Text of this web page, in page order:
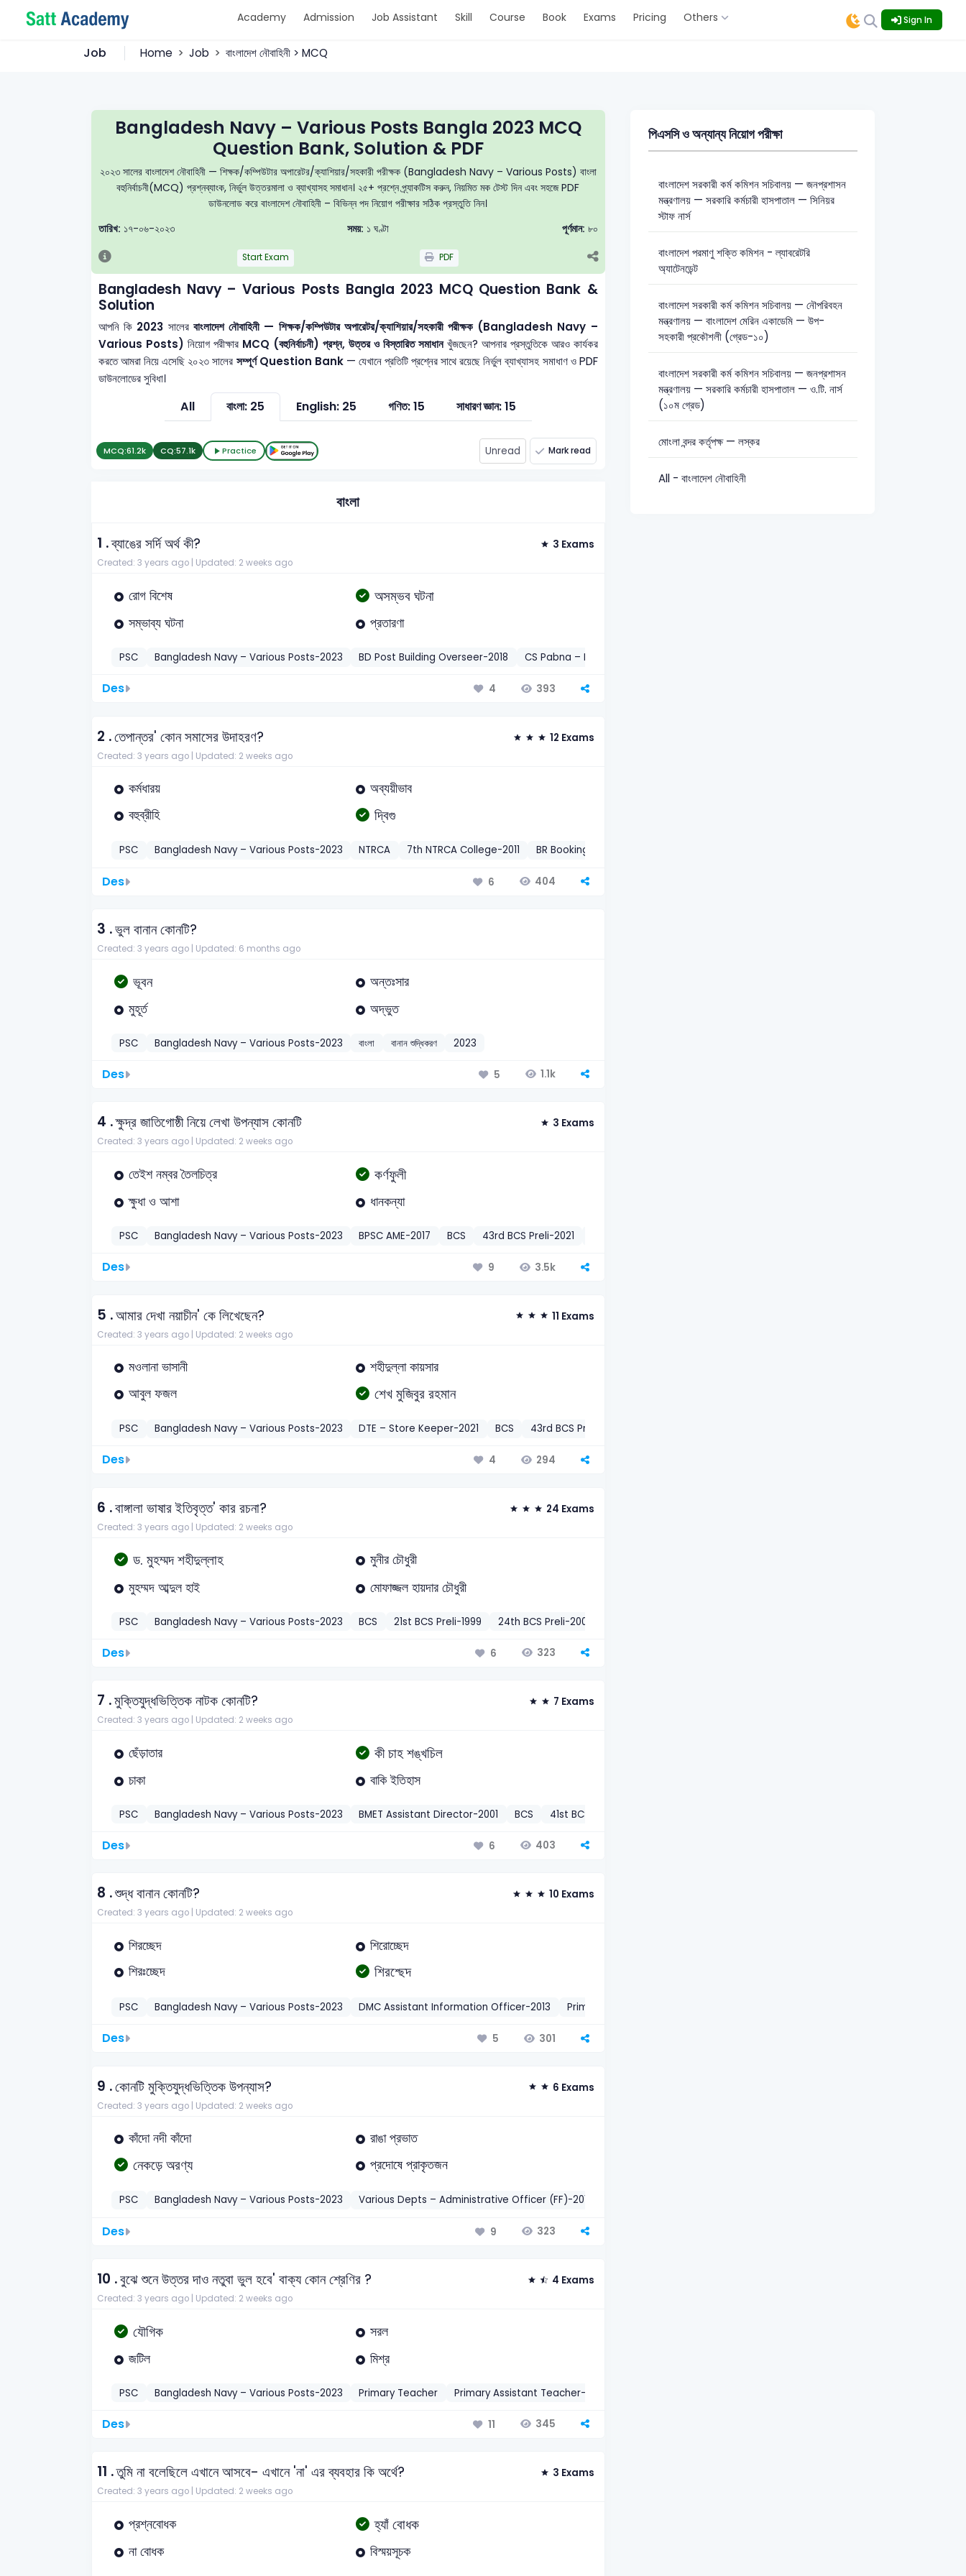
Academy Admission Job Assistant Skill Course Book Exams Pricing Others Sign In
Job Home Job বাংলাদেশ নৌবাহিনী > MCQ
Bangladesh Navy – Various Posts Bangla 2023 MCQ
Question Bank, Solution & PDF
২০২৩ সালের বাংলাদেশ নৌবাহিনী — শিক্ষক/কম্পিউটার অপারেটর/ক্যাশিয়ার/সহকারী পরীক্ষক (Bangladesh Navy – Various Posts) বাংলা
বহুনির্বাচনী(MCQ) প্রশ্নব্যাংক, নির্ভুল উত্তরমালা ও ব্যাখ্যাসহ সমাধান। ২৫+ প্রশ্নে প্র্যাকটিস করুন, নিয়মিত মক টেস্ট দিন এবং সহজে PDF
ডাউনলোড করে বাংলাদেশ নৌবাহিনী – বিভিন্ন পদ নিয়োগ পরীক্ষার সঠিক প্রস্তুতি নিন।
তারিখ: ১৭-০৬-২০২৩ সময়: ১ ঘণ্টা পূর্ণমান: ৮০
Start Exam PDF
Bangladesh Navy – Various Posts Bangla 2023 MCQ Question Bank &
Solution
আপনি কি 2023 সালের বাংলাদেশ নৌবাহিনী — শিক্ষক/কম্পিউটার অপারেটর/ক্যাশিয়ার/সহকারী পরীক্ষক (Bangladesh Navy –
Various Posts) নিয়োগ পরীক্ষার MCQ (বহুনির্বাচনী) প্রশ্ন, উত্তর ও বিস্তারিত সমাধানখুঁজছেন? আপনার প্রস্তুতিকে আরও কার্যকর
করতে আমরা নিয়ে এসেছি ২০২৩ সালের সম্পূর্ণ Question Bank— যেখানে প্রতিটি প্রশ্নের সাথে রয়েছে নির্ভুল ব্যাখ্যাসহ সমাধাণ ও PDF
ডাউনলোডের সুবিধা।
All বাংলা: 25 English: 25 গণিত: 15 সাধারণ জ্ঞান: 15
MCQ:61.2k CQ:57.1k Practice Unread Mark read
বাংলা
1 .ব্যাঙের সর্দি অর্থ কী? 3 Exams
Created: 3 years ago | Updated: 2 weeks ago
রোগ বিশেষ অসম্ভব ঘটনা
সম্ভাব্য ঘটনা প্রতারণা
PSC Bangladesh Navy – Various Posts-2023 BD Post Building Overseer-2018 CS Pabna – Health Assistant-2024
Des 4 393
2 .তেপান্তর' কোন সমাসের উদাহরণ? 12 Exams
Created: 3 years ago | Updated: 2 weeks ago
কর্মধারয়
অব্যয়ীভাব
বহুব্রীহি
দ্বিগু
PSC Bangladesh Navy – Various Posts-2023 NTRCA 7th NTRCA College-2011 BR Booking Assistant-2016
Des 6 404
3 .ভুল বানান কোনটি?
Created: 3 years ago | Updated: 6 months ago
ভূবন
অন্তঃসার
মুহূর্ত
অদ্ভুত
PSC Bangladesh Navy – Various Posts-2023 বাংলা বানান শুদ্ধিকরণ 2023
Des 5 1.1k
4 .ক্ষুদ্র জাতিগোষ্ঠী নিয়ে লেখা উপন্যাস কোনটি 3 Exams
Created: 3 years ago | Updated: 2 weeks ago
তেইশ নম্বর তৈলচিত্র কর্ণফুলী
ক্ষুধা ও আশা ধানকন্যা
PSC Bangladesh Navy – Various Posts-2023 BPSC AME-2017 BCS 43rd BCS Preli-2021
Des 9 3.5k
5 .আমার দেখা নয়াচীন' কে লিখেছেন? 11 Exams
Created: 3 years ago | Updated: 2 weeks ago
মওলানা ভাসানী
শহীদুল্লা কায়সার
আবুল ফজল
শেখ মুজিবুর রহমান
PSC Bangladesh Navy – Various Posts-2023 DTE – Store Keeper-2021 BCS 43rd BCS Preli-2021
Des 4 294
6 .বাঙ্গালা ভাষার ইতিবৃত্ত' কার রচনা? 24 Exams
Created: 3 years ago | Updated: 2 weeks ago
ড. মুহম্মদ শহীদুল্লাহ
মুনীর চৌধুরী
মুহম্মদ আব্দুল হাই
মোফাজ্জল হায়দার চৌধুরী
PSC Bangladesh Navy – Various Posts-2023 BCS 21st BCS Preli-1999 24th BCS Preli-2003
Des 6 323
7 .মুক্তিযুদ্ধভিত্তিক নাটক কোনটি? 7 Exams
Created: 3 years ago | Updated: 2 weeks ago
ছেঁড়াতার কী চাহ শঙ্খচিল
চাকা বাকি ইতিহাস
PSC Bangladesh Navy – Various Posts-2023 BMET Assistant Director-2001 BCS 41st BCS Preli-2021
Des 6 403
8 .শুদ্ধ বানান কোনটি? 10 Exams
Created: 3 years ago | Updated: 2 weeks ago
শিরচ্ছেদ
শিরোচ্ছেদ
শিরঃচ্ছেদ
শিরশ্ছেদ
PSC Bangladesh Navy – Various Posts-2023 DMC Assistant Information Officer-2013 Primary Teacher
Des 5 301
9 .কোনটি মুক্তিযুদ্ধভিত্তিক উপন্যাস? 6 Exams
Created: 3 years ago | Updated: 2 weeks ago
কাঁদো নদী কাঁদো রাঙা প্রভাত
নেকড়ে অরণ্য প্রদোষে প্রাকৃতজন
PSC Bangladesh Navy – Various Posts-2023 Various Depts – Administrative Officer (FF)-2018
Des 9 323
10 .বুঝে শুনে উত্তর দাও নতুবা ভুল হবে' বাক্য কোন শ্রেণির ? 4 Exams
Created: 3 years ago | Updated: 2 weeks ago
যৌগিক
সরল
জটিল
মিশ্র
PSC Bangladesh Navy – Various Posts-2023 Primary Teacher Primary Assistant Teacher-2019
Des 11 345
11 .তুমি না বলেছিলে এখানে আসবে- এখানে 'না' এর ব্যবহার কি অর্থে? 3 Exams
Created: 3 years ago | Updated: 2 weeks ago
প্রশ্নবোধক হ্যাঁ বোধক
না বোধক বিস্ময়সূচক
পিএসসি ও অন্যান্য নিয়োগ পরীক্ষা
বাংলাদেশ সরকারী কর্ম কমিশন সচিবালয় — জনপ্রশাসন
মন্ত্রণালয় — সরকারি কর্মচারী হাসপাতাল — সিনিয়র
স্টাফ নার্স
বাংলাদেশ পরমাণু শক্তি কমিশন - ল্যাবরেটরি
অ্যাটেনডেন্ট
বাংলাদেশ সরকারী কর্ম কমিশন সচিবালয় — নৌপরিবহন
মন্ত্রণালয় — বাংলাদেশ মেরিন একাডেমি — উপ-
সহকারী প্রকৌশলী (গ্রেড-১০)
বাংলাদেশ সরকারী কর্ম কমিশন সচিবালয় — জনপ্রশাসন
মন্ত্রণালয় — সরকারি কর্মচারী হাসপাতাল — ও.টি. নার্স
(১০ম গ্রেড)
মোংলা বন্দর কর্তৃপক্ষ — লস্কর
All - বাংলাদেশ নৌবাহিনী